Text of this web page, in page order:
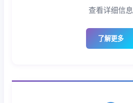
查看详细信息
了解更多